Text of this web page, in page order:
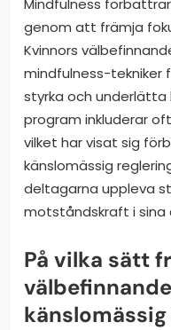
Mindfulness
genom att främja
Kvinnors
mindfulness-tekniker
styrka och underlätta
program inkluderar
vilket har visat sig
känslomässig
deltagarna uppleva
motståndskraft i sina
På vilka sätt